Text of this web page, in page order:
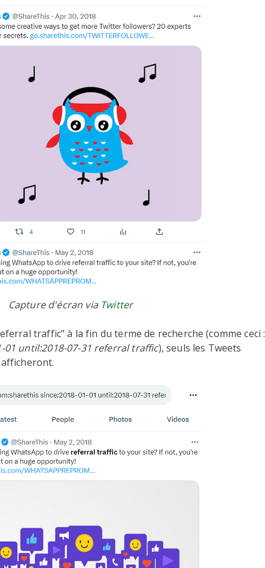
Capture d'écran via Twitter
traffic" à la fin du terme de recherche (comme ceci :
01 until:2018-07-31 referral traffic), seuls les Tweets